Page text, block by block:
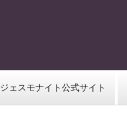
ジェスモナイト公式サイト